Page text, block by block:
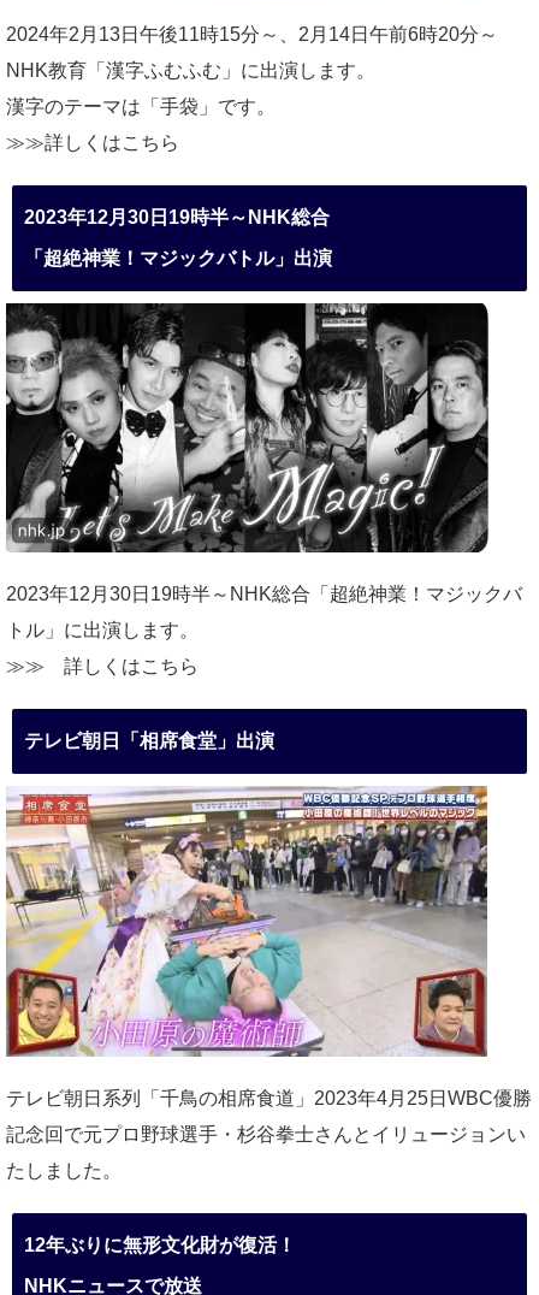
2024年2月13日午後11時15分～、2月14日午前6時20分～
NHK教育「漢字ふむふむ」に出演します。
漢字のテーマは「手袋」です。
≫≫詳しくはこちら
2023年12月30日19時半～NHK総合
「超絶神業！マジックバトル」出演
2023年12月30日19時半～NHK総合「超絶神業！マジックバ
トル」に出演します。
≫≫ 詳しくはこちら
テレビ朝日「相席食堂」出演
テレビ朝日系列「千鳥の相席食道」2023年4月25日WBC優勝
記念回で元プロ野球選手・杉谷拳士さんとイリュージョンい
たしました。
12年ぶりに無形文化財が復活！
NHKニュースで放送